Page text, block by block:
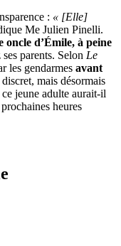
: « [Elle]
Me Julien Pinelli.
oncle d’Émile, à peine
parents. Selon Le
les gendarmes avant
mais désormais
jeune adulte aurait-il
heures